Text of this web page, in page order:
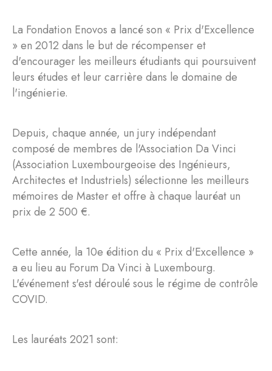
La Fondation Enovos a lancé son « Prix d'Excellence
» en 2012 dans le but de récompenser et
d'encourager les meilleurs étudiants qui poursuivent
leurs études et leur carrière dans le domaine de
l'ingénierie.
Depuis, chaque année, un jury indépendant
composé de membres de l'Association Da Vinci
(Association Luxembourgeoise des Ingénieurs,
Architectes et Industriels) sélectionne les meilleurs
mémoires de Master et offre à chaque lauréat un
prix de 2 500 €.
Cette année, la 10e édition du « Prix d'Excellence »
a eu lieu au Forum Da Vinci à Luxembourg.
L'événement s'est déroulé sous le régime de contrôle
COVID.
Les lauréats 2021 sont: